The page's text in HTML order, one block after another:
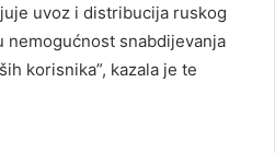
uvoz i distribucija ruskog
nemogućnost snabdijevanja
korisnika”, kazala je te